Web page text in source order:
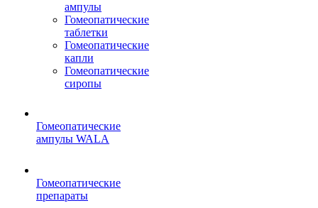
ампулы
Гомеопатические
таблетки
Гомеопатические
капли
Гомеопатические
сиропы
Гомеопатические
ампулы WALA
Гомеопатические
препараты